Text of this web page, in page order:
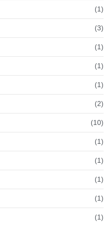
(1)
(3)
(1)
(1)
(1)
(2)
(10)
(1)
(1)
(1)
(1)
(1)